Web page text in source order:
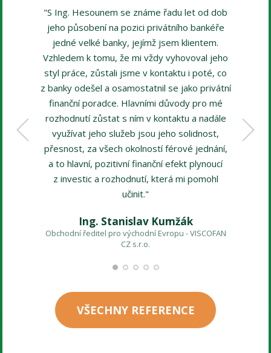
"S Ing. Hesounem se známe řadu let od dob
jeho působení na pozici privátního bankéře
jedné velké banky, jejímž jsem klientem.
Vzhledem k tomu, že mi vždy vyhovoval jeho
styl práce, zůstali jsme v kontaktu i poté, co
z banky odešel a osamostatnil se jako privátní
finanční poradce. Hlavními důvody pro mé
rozhodnutí zůstat s ním v kontaktu a nadále
využívat jeho služeb jsou jeho solidnost,
přesnost, za všech okolností férové jednání,
a to hlavní, pozitivní finanční efekt plynoucí
z investic a rozhodnutí, která mi pomohl
učinit."
Ing. Stanislav Kumžák
Obchodní ředitel pro východní Evropu - VISCOFAN
CZ s.r.o.
VŠECHNY REFERENCE